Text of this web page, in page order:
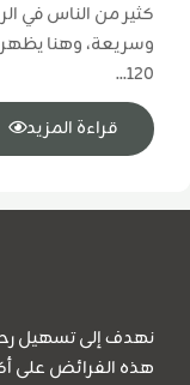
كثير من الناس في
وسريعة، وهنا
120...
قراءة المزيد
نهدف إلى تسهيل
هذه الفرائض على